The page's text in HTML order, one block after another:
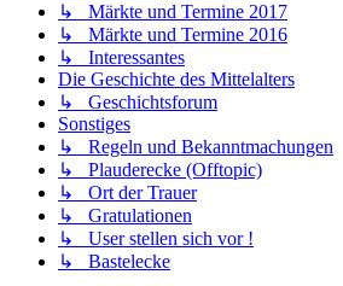
↳ Märkte und Termine 2017
↳ Märkte und Termine 2016
↳ Interessantes
Die Geschichte des Mittelalters
↳ Geschichtsforum
Sonstiges
↳ Regeln und Bekanntmachungen
↳ Plauderecke (Offtopic)
↳ Ort der Trauer
↳ Gratulationen
↳ User stellen sich vor !
↳ Bastelecke